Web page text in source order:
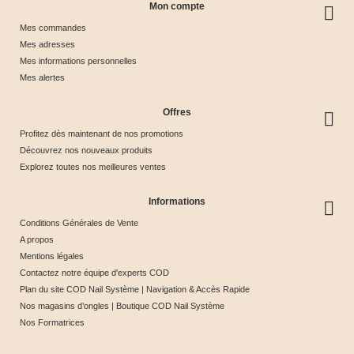
Mon compte
Mes commandes
Mes adresses
Mes informations personnelles
Mes alertes
Offres
Profitez dès maintenant de nos promotions
Découvrez nos nouveaux produits
Explorez toutes nos meilleures ventes
Informations
Conditions Générales de Vente
A propos
Mentions légales
Contactez notre équipe d'experts COD
Plan du site COD Nail Système | Navigation & Accès Rapide
Nos magasins d’ongles | Boutique COD Nail Système
Nos Formatrices